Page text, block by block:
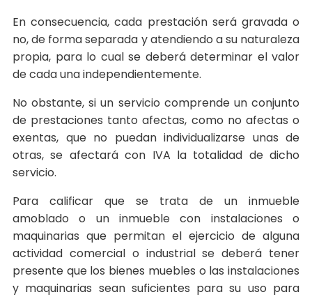
En consecuencia, cada prestación será gravada o
no, de forma separada y atendiendo a su naturaleza
propia, para lo cual se deberá determinar el valor
de cada una independientemente.
No obstante, si un servicio comprende un conjunto
de prestaciones tanto afectas, como no afectas o
exentas, que no puedan individualizarse unas de
otras, se afectará con IVA la totalidad de dicho
servicio.
Para calificar que se trata de un inmueble
amoblado o un inmueble con instalaciones o
maquinarias que permitan el ejercicio de alguna
actividad comercial o industrial se deberá tener
presente que los bienes muebles o las instalaciones
y maquinarias sean suficientes para su uso para